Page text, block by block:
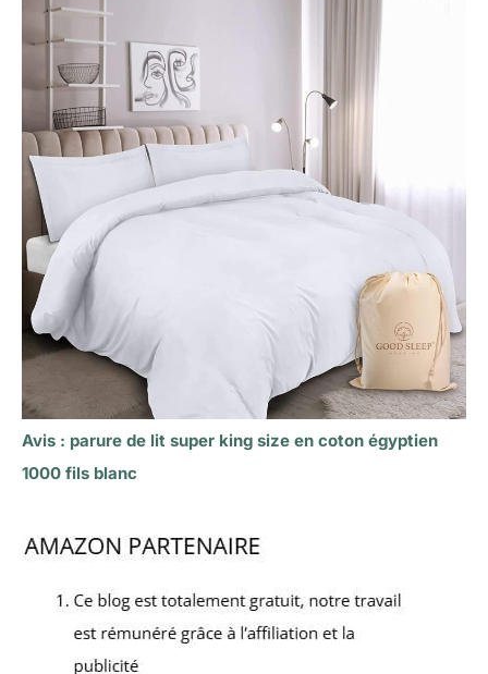
Avis : parure de lit super king size en coton égyptien
1000 fils blanc